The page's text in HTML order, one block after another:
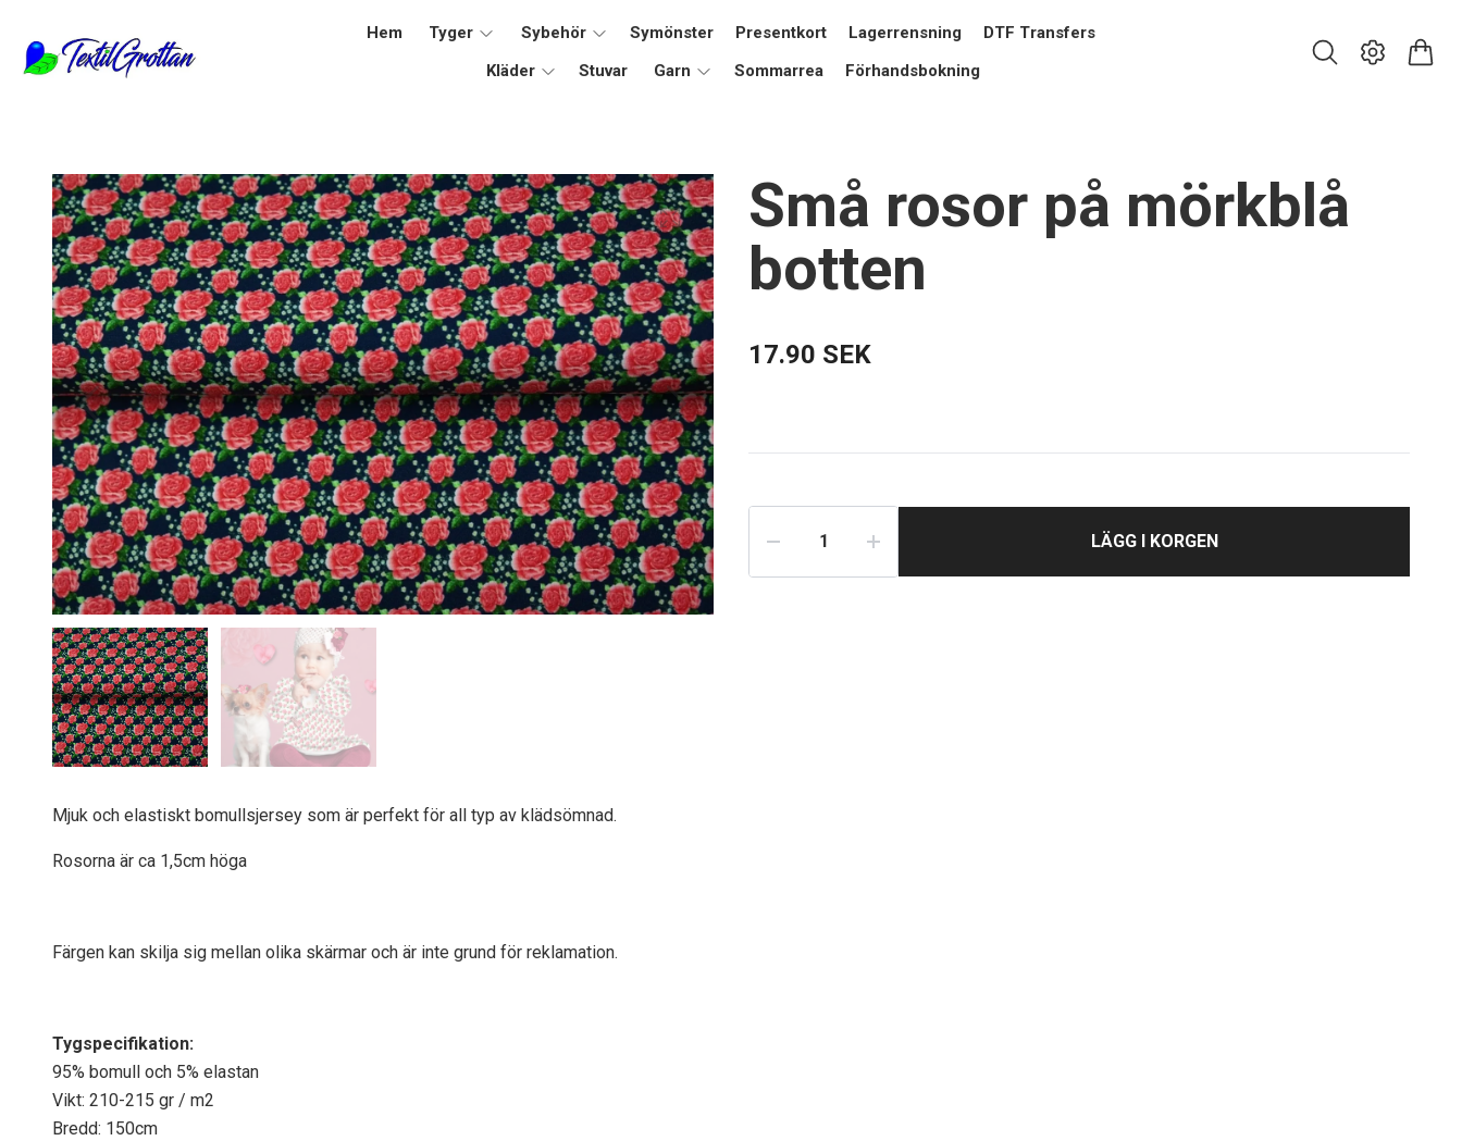
Hem Tyger Sybehör Symönster Presentkort Lagerrensning
DTF Transfers
Kläder
Stuvar Garn Sommarrea Förhandsbokning
Små rosor på mörkblå
botten
17.90 SEK
LÄGG I KORGEN
Mjuk och elastiskt bomullsjersey som är perfekt för all typ av klädsömnad.
Rosorna är ca 1,5cm höga
Färgen kan skilja sig mellan olika skärmar och är inte grund för reklamation.
Tygspecifikation:
95% bomull och 5% elastan
Vikt: 210-215 gr / m2
Bredd: 150cm